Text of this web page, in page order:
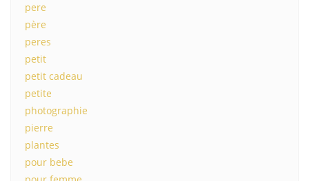
pere
père
peres
petit
petit cadeau
petite
photographie
pierre
plantes
pour bebe